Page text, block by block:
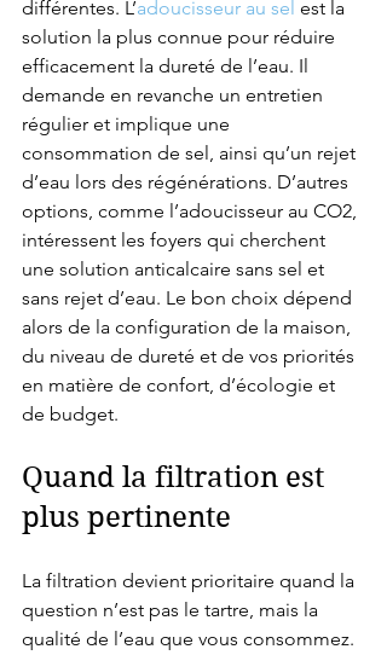
différentes. L’adoucisseur au sel est la
solution la plus connue pour réduire
efficacement la dureté de l’eau. Il
demande en revanche un entretien
régulier et implique une
consommation de sel, ainsi qu’un rejet
d’eau lors des régénérations. D’autres
options, comme l’adoucisseur au CO2,
intéressent les foyers qui cherchent
une solution anticalcaire sans sel et
sans rejet d’eau. Le bon choix dépend
alors de la configuration de la maison,
du niveau de dureté et de vos priorités
en matière de confort, d’écologie et
de budget.
Quand la filtration est
plus pertinente
La filtration devient prioritaire quand la
question n’est pas le tartre, mais la
qualité de l’eau que vous consommez.